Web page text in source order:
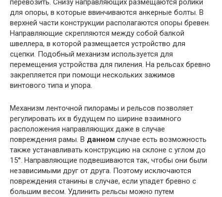
перевозить. Снизу направляющих размещаются ролики
для опоры, в которые ввинчиваются анкерные болты. В
верхней части конструкции располагаются опоры бревен.
Направляющие скрепляются между собой балкой
швеллера, в которой размещается устройство для
сцепки. Подобный механизм используется для
перемещения устройства для пиления. На рельсах бревно
закрепляется при помощи нескольких зажимов
винтового типа и упора.
Механизм ленточной пилорамы и рельсов позволяет
регулировать их в будущем по ширине взаимного
расположения направляющих даже в случае
повреждения рамы. В данном случае есть возможность
также устанавливать конструкцию на склоне с углом до
15°. Направляющие подвешиваются так, чтобы они были
независимыми друг от друга. Поэтому исключаются
повреждения станины в случае, если упадет бревно с
большим весом. Удлинить рельсы можно путем